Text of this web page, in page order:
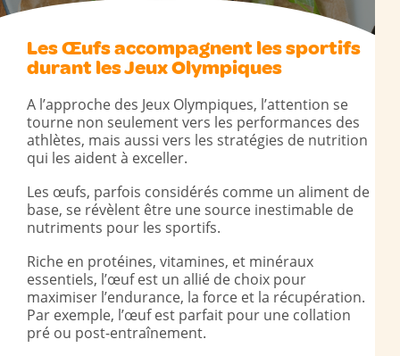
Les Œufs accompagnent les sportifs
durant les Jeux Olympiques
A l’approche des Jeux Olympiques, l’attention se
tourne non seulement vers les performances des
athlètes, mais aussi vers les stratégies de nutrition
qui les aident à exceller.
Les œufs, parfois considérés comme un aliment de
base, se révèlent être une source inestimable de
nutriments pour les sportifs.
Riche en protéines, vitamines, et minéraux
essentiels, l’œuf est un allié de choix pour
maximiser l’endurance, la force et la récupération.
Par exemple, l’œuf est parfait pour une collation
pré ou post-entraînement.